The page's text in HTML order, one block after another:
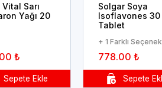
Sarı
Yağı 20
₺
Solgar Soya
Isoflavones 30
Tablet
+ 1 Farklı Seçenek
778.00 ₺